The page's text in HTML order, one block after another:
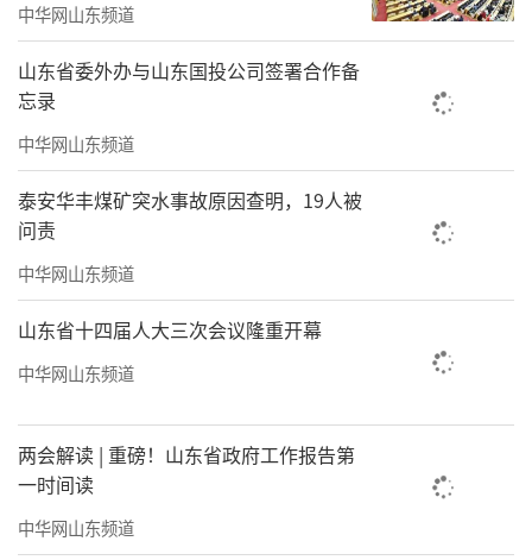
互动交流环节，李百华向各位艺术家、教
育家们致敬，寄语青年教师要以艺术赋能，立
中华网山东频道
山东省委外办与山东国投公司签署合作备
忘录
中华网山东频道
泰安华丰煤矿突水事故原因查明，19人被
问责
中华网山东频道
山东省十四届人大三次会议隆重开幕
中华网山东频道
两会解读 | 重磅！山东省政府工作报告第
一时间读
中华网山东频道